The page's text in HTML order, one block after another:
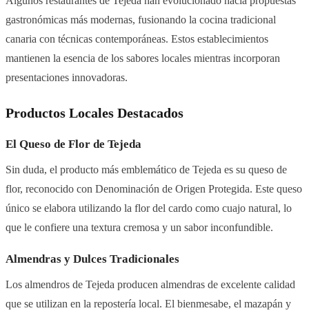
gastronómicas más modernas, fusionando la cocina tradicional
canaria con técnicas contemporáneas. Estos establecimientos
mantienen la esencia de los sabores locales mientras incorporan
presentaciones innovadoras.
Productos Locales Destacados
El Queso de Flor de Tejeda
Sin duda, el producto más emblemático de Tejeda es su queso de
flor, reconocido con Denominación de Origen Protegida. Este queso
único se elabora utilizando la flor del cardo como cuajo natural, lo
que le confiere una textura cremosa y un sabor inconfundible.
Almendras y Dulces Tradicionales
Los almendros de Tejeda producen almendras de excelente calidad
que se utilizan en la repostería local. El bienmesabe, el mazapán y